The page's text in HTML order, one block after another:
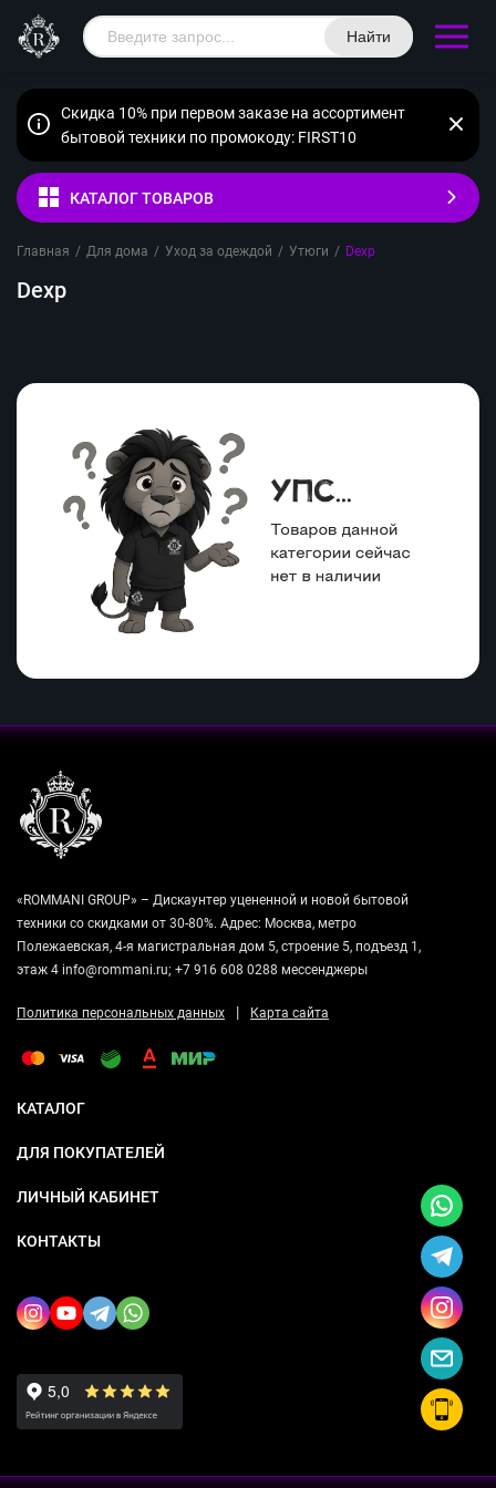
Найти
Скидка 10% при первом заказе на ассортимент
бытовой техники по промокоду: FIRST10
КАТАЛОГ ТОВАРОВ
Главная / Для дома / Уход за одеждой / Утюги / Dexp
Dexp
«ROMMANI GROUP» – Дискаунтер уцененной и новой бытовой
техники со скидками от 30-80%. Адрес: Москва, метро
Полежаевская, 4-я магистральная дом 5, строение 5, подъезд 1,
этаж 4 info@rommani.ru; +7 916 608 0288 мессенджеры
Политика персональных данных | Карта сайта
КАТАЛОГ
ДЛЯ ПОКУПАТЕЛЕЙ
ЛИЧНЫЙ КАБИНЕТ
КОНТАКТЫ